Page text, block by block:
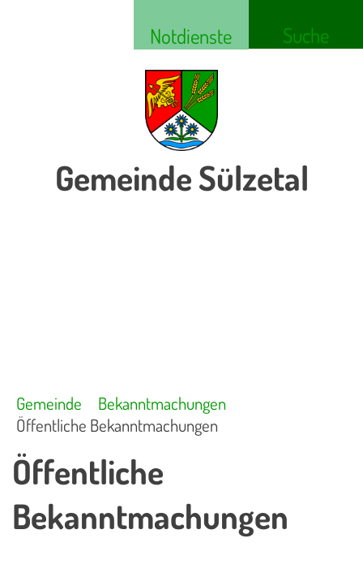
Notdienste Suche
Gemeinde Sülzetal
Gemeinde
Bekanntmachungen
Öffentliche Bekanntmachungen
Öffentliche
Bekanntmachungen